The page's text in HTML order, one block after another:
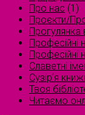
Про нас (1)
Проєкти/
Професійні
Професійні
Славетні
Сузірʼя
Твоя
Читаємо